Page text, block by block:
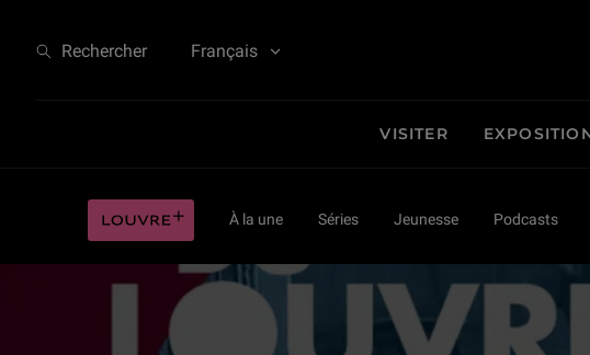
Rechercher Français
VISITER
À la une Séries Jeunesse Podcasts